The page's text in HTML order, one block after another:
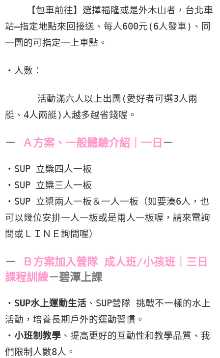
【包車前往】選擇福隆或是外木山者，台北車
站—指定地點來回接送、每人600元(6人發車)、同
一團的可指定一上車點。
・人數：
活動滿六人以上出團(愛好者可選3人兩
艇、4人兩艇)人越多越省錢喔。
－ Ａ方案、一般體驗介紹｜ 一日 －
・SUP 立槳四人一板
・SUP 立槳三人一板
・SUP 立槳兩人一板＆一人一板（如要湊6人，也
可以幾位安排一人一板或是兩人一板喔，請來電詢
問或ＬＩＮＥ詢問喔）
－ Ｂ方案加入營隊 成人班/小孩班 ｜三日
課程訓練－碧潭上課
・ SUP水上運動生活 、SUP營隊 挑戰不一樣的水上
活動，培養長期戶外的運動習慣。
・ 小班制教學 、提高更好的互動性和教學品質、我
們限制人數8人。